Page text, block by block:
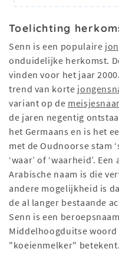
Toelichting
Senn is een populaire
onduidelijke herkomst.
vinden voor het jaar
trend van korte
variant op de
de jaren negentig
het Germaans en is het
met de Oudnoorse stam
‘waar’ of ‘waarheid’.
Arabische naam is die
andere mogelijkheid is
de al langer bestaande
Senn is een
Middelhoogduitse
"koeienmelker"